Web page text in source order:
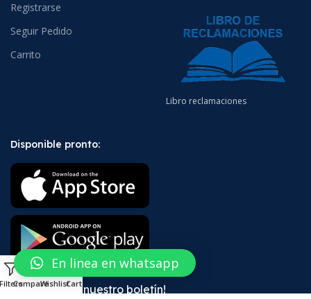
Registrarse
Seguir Pedido
Carrito
Libro reclamaciones
Disponible pronto:
¡Suscríbete a nuestro boletín!
CompareWishlist
0
Cart
En linea en whatsapp